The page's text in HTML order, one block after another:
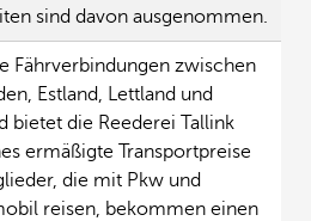
sind davon ausgenommen.
Fährverbindungen zwischen
Estland, Lettland und
bietet die Reederei Tallink
ermäßigte Transportpreise
die mit Pkw und
reisen, bekommen einen